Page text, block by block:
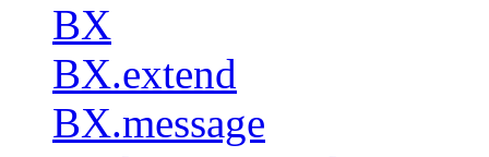
BX
BX.extend
BX.message